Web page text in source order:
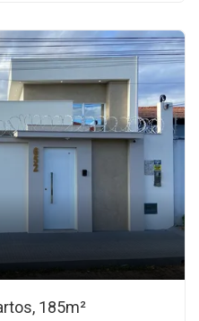
185m²